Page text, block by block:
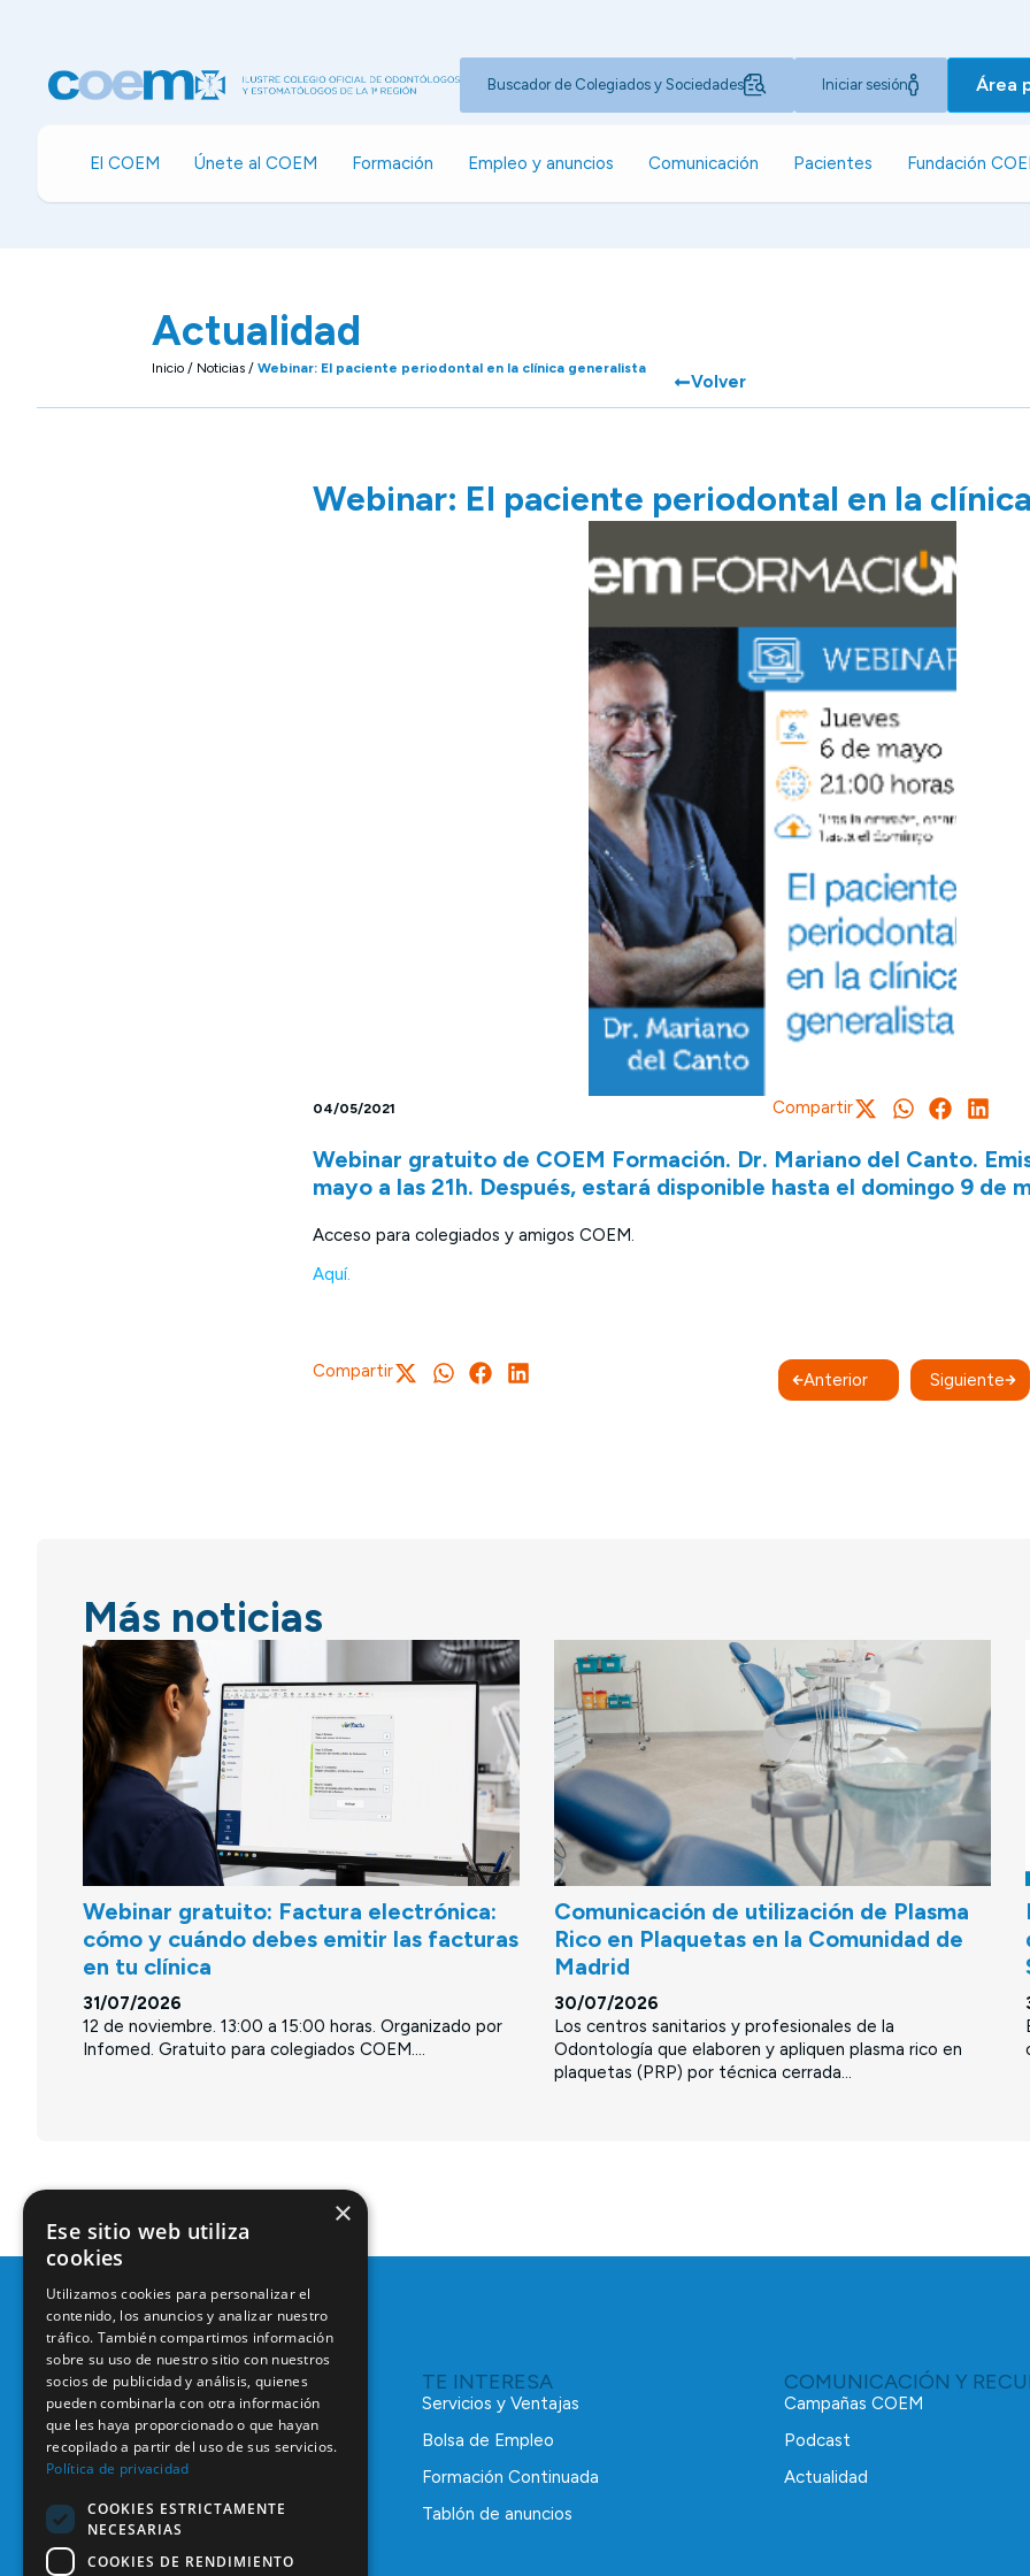
Buscador de Colegiados y Sociedades Iniciar sesión Área
El COEM Únete al COEM Formación Empleo y anuncios Comunicación Pacientes Fundación
Actualidad
Inicio / Noticias / Webinar: El paciente periodontal en la clínica generalista
Volver
Webinar: El paciente periodontal en la
04/05/2021 Compartir
Webinar gratuito de COEM Formación. Dr. Mariano del Canto.
mayo a las 21h. Después, estará disponible hasta el domingo 9 de
Acceso para colegiados y amigos COEM.
Aquí.
Compartir Anterior Siguiente
Más noticias
Webinar gratuito: Factura electrónica:
cómo y cuándo debes emitir las facturas
en tu clínica
31/07/2026
12 de noviembre. 13:00 a 15:00 horas. Organizado por
Infomed. Gratuito para colegiados COEM....
Comunicación de utilización de Plasma
Rico en Plaquetas en la Comunidad de
Madrid
30/07/2026
Los centros sanitarios y profesionales de la
Odontología que elaboren y apliquen plasma rico en
plaquetas (PRP) por técnica cerrada...
C/ Mauricio Legendre, 38
28046 Madrid
TE INTERESA
Servicios y Ventajas
Bolsa de Empleo
Formación Continuada
Tablón de anuncios
COMUNICACIÓN Y
Campañas COEM
Podcast
Actualidad
×
Ese sitio web utiliza
cookies
Utilizamos cookies para personalizar el
contenido, los anuncios y analizar nuestro
tráfico. También compartimos información
sobre su uso de nuestro sitio con nuestros
socios de publicidad y análisis, quienes
pueden combinarla con otra información
que les haya proporcionado o que hayan
recopilado a partir del uso de sus servicios.
Política de privacidad
COOKIES ESTRICTAMENTE
NECESARIAS
COOKIES DE RENDIMIENTO